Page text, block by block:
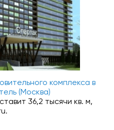
комплекса в
(Москва)
36,2 тысячи кв. м,